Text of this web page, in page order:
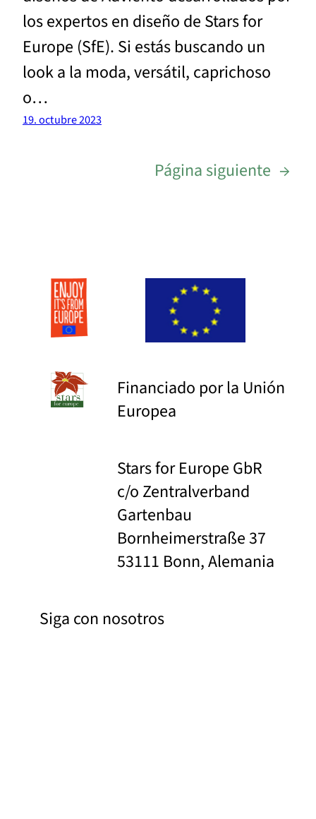
los expertos en diseño de Stars for
Europe (SfE). Si estás buscando un
look a la moda, versátil, caprichoso
o…
19. octubre 2023
Página siguiente →
Financiado por la Unión
Europea
Stars for Europe GbR
c/o Zentralverband
Gartenbau
Bornheimerstraße 37
53111 Bonn, Alemania
Siga con nosotros